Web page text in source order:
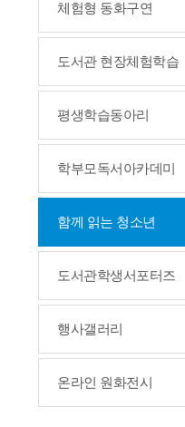
체험형 동화구연
도서관 현장체험학습
평생학습동아리
학부모독서아카데미
함께 읽는 청소년
도서관학생서포터즈
행사갤러리
온라인 원화전시